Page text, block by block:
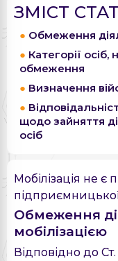
ЗМІСТ
Обмеження
Категорії
обмеження
Визначення
щодо зайняття
осіб
Мобілізація не
підприємницької
Обмеження
мобілізацією
Відповідно до